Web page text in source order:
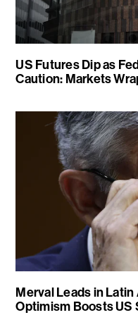
US Futures Dip as
Caution: Markets
Merval Leads in Latin
Optimism Boosts US